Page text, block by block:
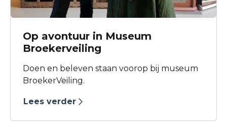
Op avontuur in Museum
Broekerveiling
Doen en beleven staan voorop bij museum
BroekerVeiling.
Lees verder